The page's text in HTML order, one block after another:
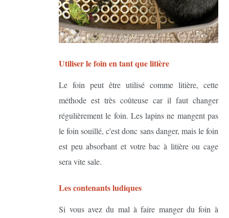
Utiliser le foin en tant que litière
Le foin peut être utilisé comme litière, cette
méthode est très coûteuse car il faut changer
régulièrement le foin. Les lapins ne mangent pas
le foin souillé, c'est donc sans danger, mais le foin
est peu absorbant et votre bac à litière ou cage
sera vite sale.
Les contenants ludiques
Si vous avez du mal à faire manger du foin à